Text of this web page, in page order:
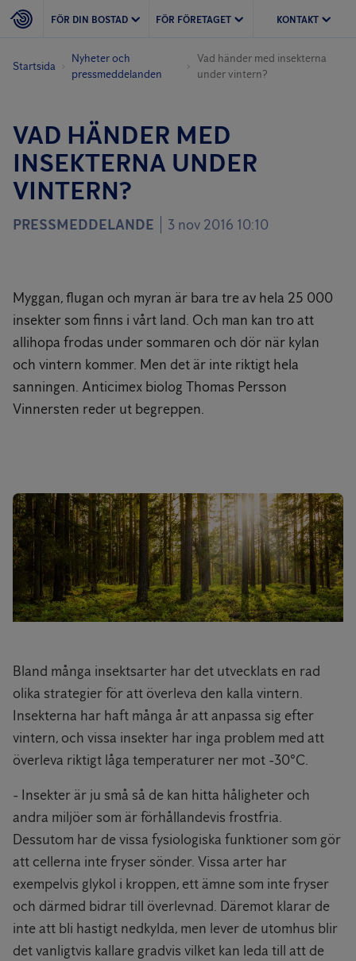
FÖR DIN BOSTAD FÖR FÖRETAGET KONTAKT
Startsida
Nyheter och
pressmeddelanden
Vad händer med insekterna
under vintern?
VAD HÄNDER MED
INSEKTERNA UNDER
VINTERN?
PRESSMEDDELANDE 3 nov 2016 10:10
Myggan, flugan och myran är bara tre av hela 25 000
insekter som finns i vårt land. Och man kan tro att
allihopa frodas under sommaren och dör när kylan
och vintern kommer. Men det är inte riktigt hela
sanningen. Anticimex biolog Thomas Persson
Vinnersten reder ut begreppen.
Bland många insektsarter har det utvecklats en rad
olika strategier för att överleva den kalla vintern.
Insekterna har haft många år att anpassa sig efter
vintern, och vissa insekter har inga problem med att
överleva riktigt låga temperaturer ner mot -30°C.
- Insekter är ju små så de kan hitta håligheter och
andra miljöer som är förhållandevis frostfria.
Dessutom har de vissa fysiologiska funktioner som gör
att cellerna inte fryser sönder. Vissa arter har
exempelvis glykol i kroppen, ett ämne som inte fryser
och därmed bidrar till överlevnad. Däremot klarar de
inte att bli hastigt nedkylda, men lever de utomhus blir
det vanligtvis kallare gradvis vilket kan leda till att de